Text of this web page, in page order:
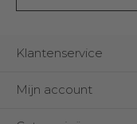
Klantenservice
Mijn account